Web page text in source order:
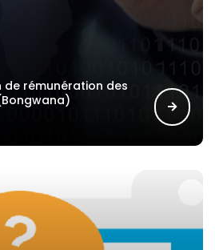
de rémunération des